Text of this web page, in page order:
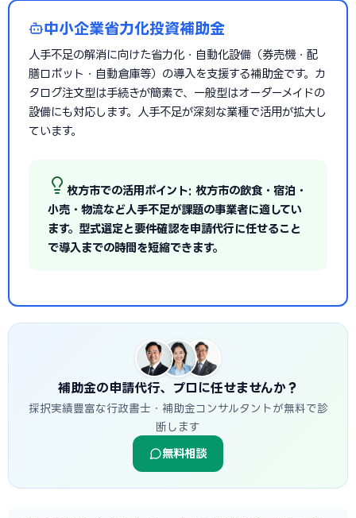
中小企業省力化投資補助金
人手不足の解消に向けた省力化・自動化設備（券売機・配
膳ロボット・自動倉庫等）の導入を支援する補助金です。カ
タログ注文型は手続きが簡素で、一般型はオーダーメイドの
設備にも対応します。人手不足が深刻な業種で活用が拡大し
ています。
枚方市での活用ポイント: 枚方市の飲食・宿泊・
小売・物流など人手不足が課題の事業者に適してい
ます。型式選定と要件確認を申請代行に任せること
で導入までの時間を短縮できます。
補助金の申請代行、プロに任せませんか？
採択実績豊富な行政書士・補助金コンサルタントが無料で診
断します
無料相談